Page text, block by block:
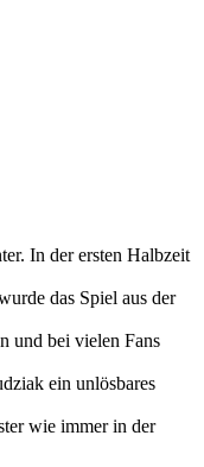
In der ersten Halbzeit
das Spiel aus der
und bei vielen Fans
ein unlösbares
wie immer in der